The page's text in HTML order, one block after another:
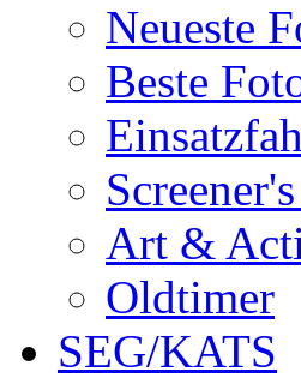
Neueste
Beste
Art &
Oldtimer
SEG/KATS